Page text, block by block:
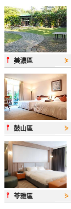
⫯美濃區 ⋟
⫯鼓山區 ⋟
⫯苓雅區 ⋟